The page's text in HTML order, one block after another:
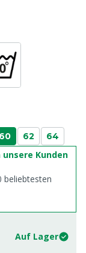
60 62 64
Kunden
beliebtesten
Auf Lager